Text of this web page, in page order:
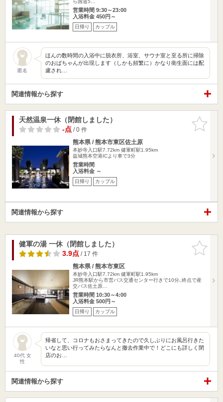
ら国道5…
営業時間 9:30～23:00
入浴料金 450円～
日帰り カップル
匿名
ほんの数時間の入浴中に脱衣所、浴室、サウナ室と至る所に掃除
のおばちゃんが出現します（しかも頻繁に）かなり衛生面には配
慮され…
関連情報から探す
お気に入
りに追加
天然温泉一休（閉館しました）
-点/ 0 件
熊本県 / 熊本市東区佐土原
本妙寺入口駅7.72km 健軍町駅1.95km
益城熊本空港ICより車で3分
営業時間
入浴料金 ～
日帰り カップル
関連情報から探す
お気に入
りに追加
健軍の湯 一休（閉館しました）
3.9点/ 17 件
熊本県 / 熊本市東区
本妙寺入口駅7.72km 健軍町駅1.95km
JR熊本駅から市営バス交通センター行きで10分､終点で産
交バス佐土原…
営業時間 10:30～4:00
入浴料金 500円～
日帰り カップル
40代 女
性
帰省して、コロナもおさまってきたので久しぶりにお風呂行きた
いなと思い行ってみたらなんと撤去作業中で！どこにも詳しく閉
店のお…
関連情報から探す